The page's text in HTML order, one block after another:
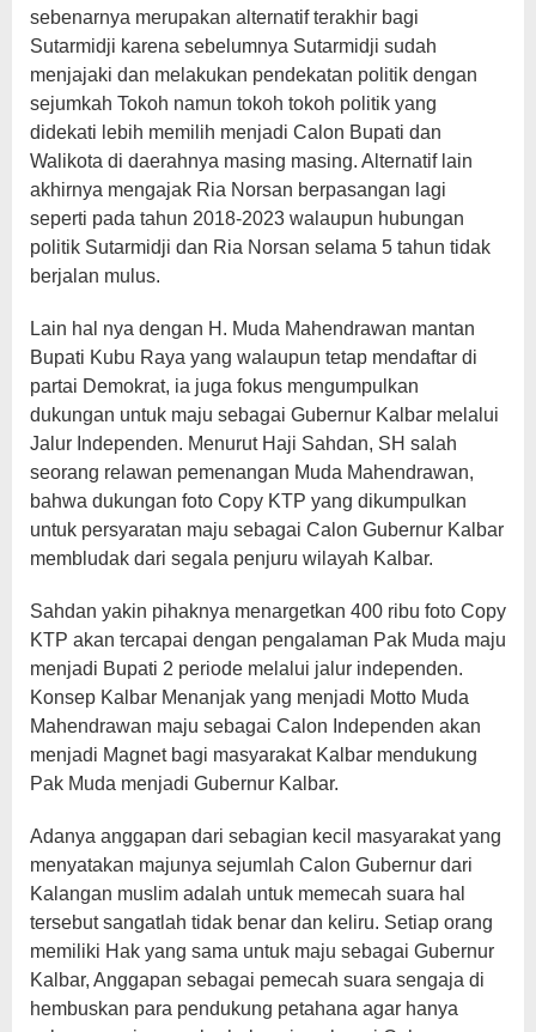
sebenarnya merupakan alternatif terakhir bagi
Sutarmidji karena sebelumnya Sutarmidji sudah
menjajaki dan melakukan pendekatan politik dengan
sejumkah Tokoh namun tokoh tokoh politik yang
didekati lebih memilih menjadi Calon Bupati dan
Walikota di daerahnya masing masing. Alternatif lain
akhirnya mengajak Ria Norsan berpasangan lagi
seperti pada tahun 2018-2023 walaupun hubungan
politik Sutarmidji dan Ria Norsan selama 5 tahun tidak
berjalan mulus.
Lain hal nya dengan H. Muda Mahendrawan mantan
Bupati Kubu Raya yang walaupun tetap mendaftar di
partai Demokrat, ia juga fokus mengumpulkan
dukungan untuk maju sebagai Gubernur Kalbar melalui
Jalur Independen. Menurut Haji Sahdan, SH salah
seorang relawan pemenangan Muda Mahendrawan,
bahwa dukungan foto Copy KTP yang dikumpulkan
untuk persyaratan maju sebagai Calon Gubernur Kalbar
membludak dari segala penjuru wilayah Kalbar.
Sahdan yakin pihaknya menargetkan 400 ribu foto Copy
KTP akan tercapai dengan pengalaman Pak Muda maju
menjadi Bupati 2 periode melalui jalur independen.
Konsep Kalbar Menanjak yang menjadi Motto Muda
Mahendrawan maju sebagai Calon Independen akan
menjadi Magnet bagi masyarakat Kalbar mendukung
Pak Muda menjadi Gubernur Kalbar.
Adanya anggapan dari sebagian kecil masyarakat yang
menyatakan majunya sejumlah Calon Gubernur dari
Kalangan muslim adalah untuk memecah suara hal
tersebut sangatlah tidak benar dan keliru. Setiap orang
memiliki Hak yang sama untuk maju sebagai Gubernur
Kalbar, Anggapan sebagai pemecah suara sengaja di
hembuskan para pendukung petahana agar hanya